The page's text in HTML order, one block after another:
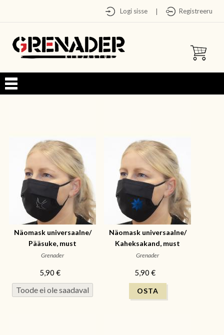
Logi sisse Registreeru
Näomask universaalne/
Pääsuke, must
Grenader
5,90 €
Näomask universaalne/
Kaheksakand, must
Grenader
5,90 €